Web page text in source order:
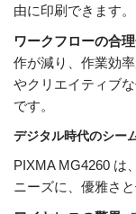
由に印刷できます。
ワークフローの合
作が減り、作業効
やクリエイティブ
です。
デジタル時代のシー
PIXMA MG4260 は
ニーズに、優雅さ